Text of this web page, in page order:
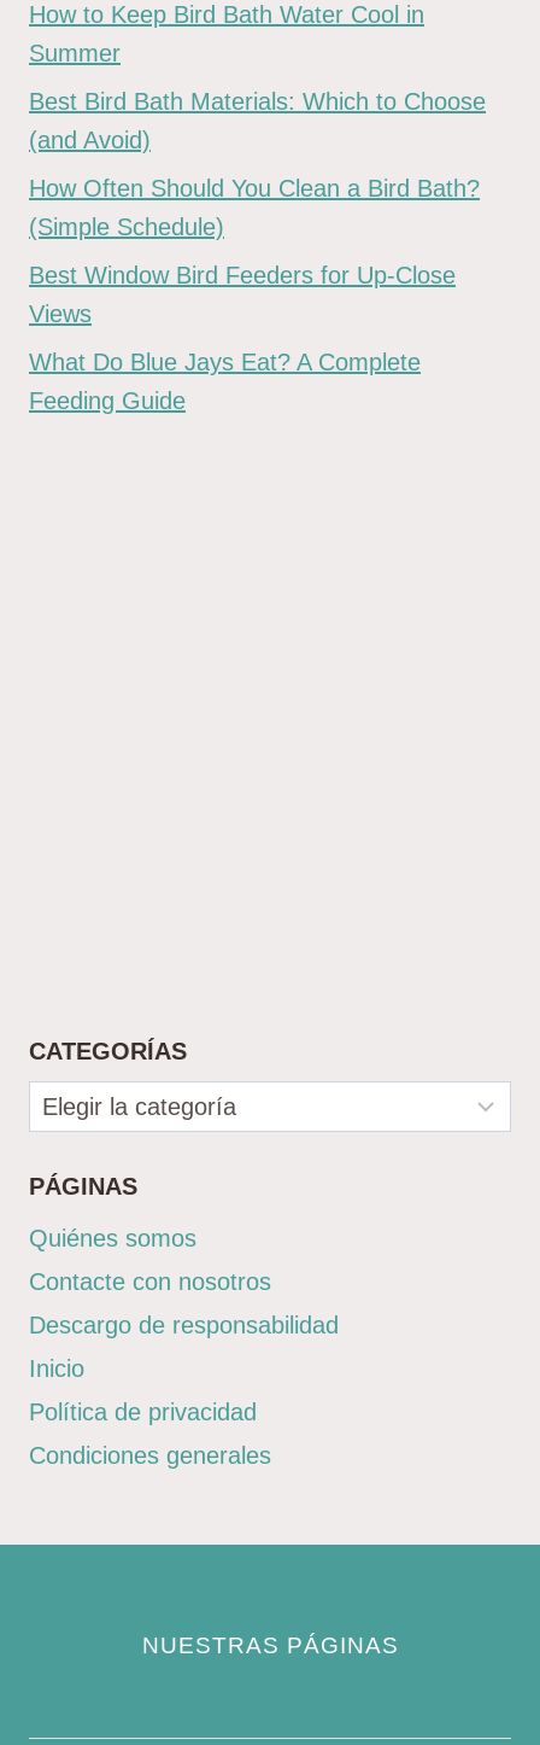
How to Keep Bird Bath Water Cool in
Summer
Best Bird Bath Materials: Which to Choose
(and Avoid)
How Often Should You Clean a Bird Bath?
(Simple Schedule)
Best Window Bird Feeders for Up-Close
Views
What Do Blue Jays Eat? A Complete
Feeding Guide
CATEGORÍAS
Categorías
PÁGINAS
Quiénes somos
Contacte con nosotros
Descargo de responsabilidad
Inicio
Política de privacidad
Condiciones generales
NUESTRAS PÁGINAS